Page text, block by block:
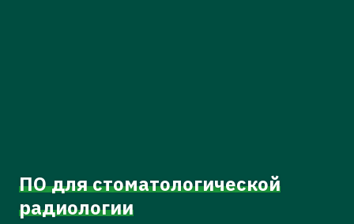
ПО для стоматологической
радиологии